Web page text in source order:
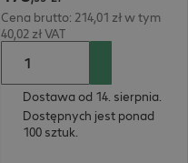
Cena brutto: 214,01 zł w tym
40,02 zł VAT
Dostawa od 14. sierpnia.
Dostępnych jest ponad
100 sztuk.